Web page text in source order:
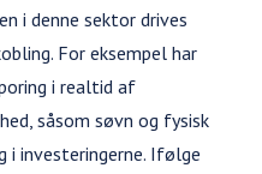
i denne sektor drives
For eksempel har
i realtid af
såsom søvn og fysisk
investeringerne. Ifølge